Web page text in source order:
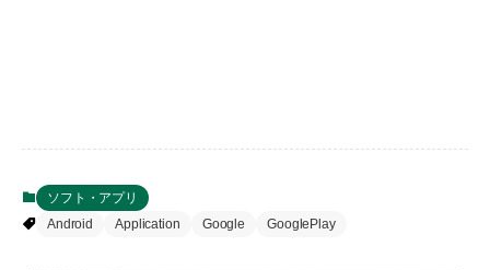
ソフト・アプリ
Android
Application Google GooglePlay